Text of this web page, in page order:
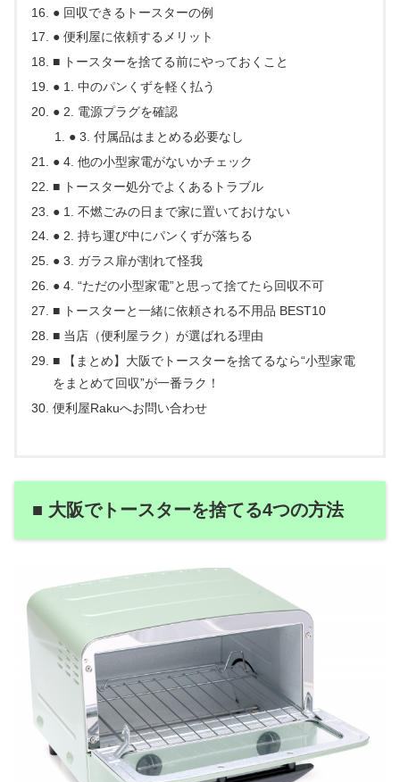
● 回収できるトースターの例
● 便利屋に依頼するメリット
■ トースターを捨てる前にやっておくこと
● 1. 中のパンくずを軽く払う
● 2. 電源プラグを確認
● 3. 付属品はまとめる必要なし
● 4. 他の小型家電がないかチェック
■ トースター処分でよくあるトラブル
● 1. 不燃ごみの日まで家に置いておけない
● 2. 持ち運び中にパンくずが落ちる
● 3. ガラス扉が割れて怪我
● 4. “ただの小型家電”と思って捨てたら回収不可
■ トースターと一緒に依頼される不用品 BEST10
■ 当店（便利屋ラク）が選ばれる理由
■ 【まとめ】大阪でトースターを捨てるなら“小型家電
をまとめて回収”が一番ラク！
便利屋Rakuへお問い合わせ
■ 大阪でトースターを捨てる4つの方法